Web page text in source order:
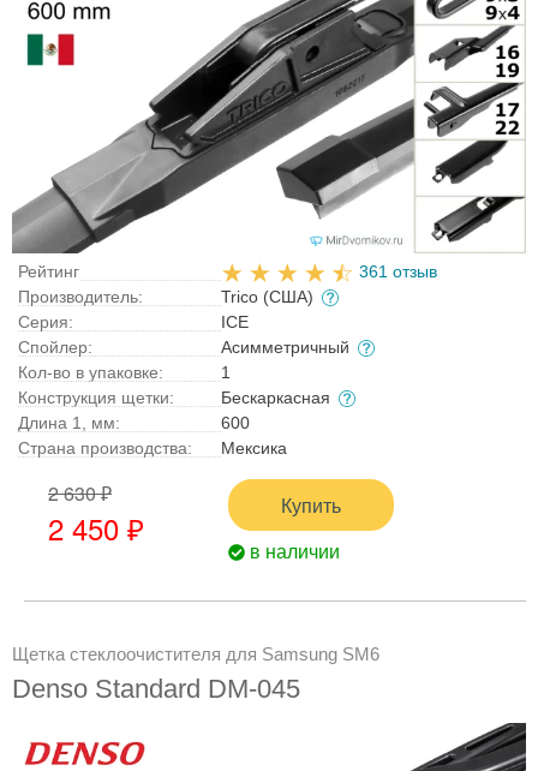
Рейтинг
361 отзыв
Производитель:
Trico (США)
Серия:
ICE
Спойлер:
Асимметричный
Кол-во в упаковке:
1
Конструкция щетки:
Бескаркасная
Длина 1, мм:
600
Страна производства:
Мексика
2 630 ₽
2 450 ₽
Купить
в наличии
Щетка стеклоочистителя для Samsung SM6
Denso Standard DM-045